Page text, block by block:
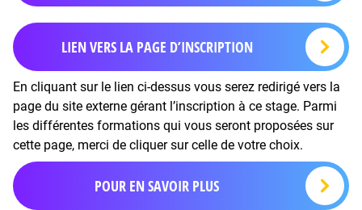
LIEN VERS LA PAGE D’INSCRIPTION
En cliquant sur le lien ci-dessus vous serez redirigé vers la
page du site externe gérant l’inscription à ce stage. Parmi
les différentes formations qui vous seront proposées sur
cette page, merci de cliquer sur celle de votre choix.
POUR EN SAVOIR PLUS